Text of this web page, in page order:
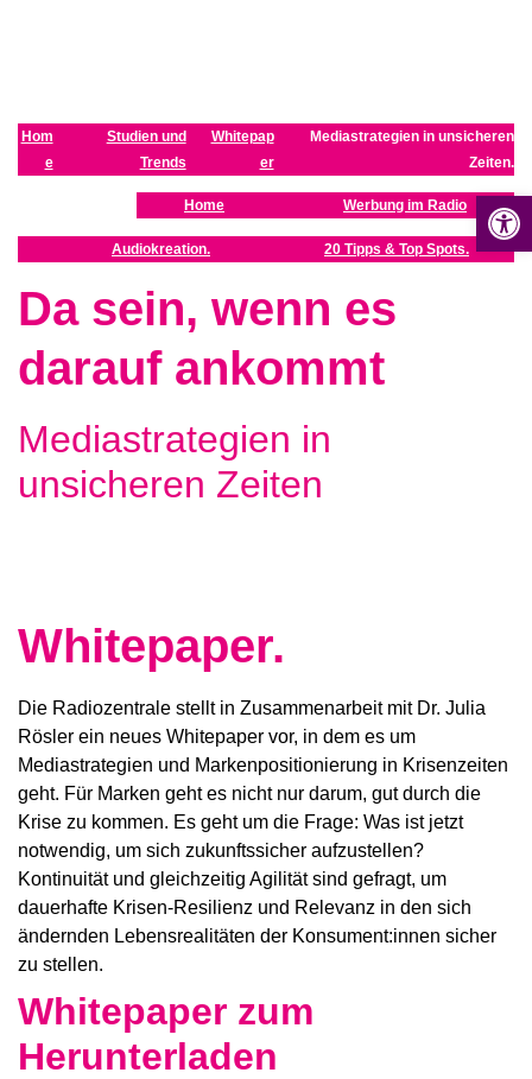
Hom
e
Studien und
Trends
Whitepap
er
Mediastrategien in unsicheren
Zeiten.
Home Werbung im Radio
Audiokreation. 20 Tipps & Top Spots.
Da sein, wenn es
darauf ankommt
Mediastrategien in
unsicheren Zeiten
Whitepaper.
Die Radiozentrale stellt in Zusammenarbeit mit Dr. Julia
Rösler ein neues Whitepaper vor, in dem es um
Mediastrategien und Markenpositionierung in Krisenzeiten
geht. Für Marken geht es nicht nur darum, gut durch die
Krise zu kommen. Es geht um die Frage: Was ist jetzt
notwendig, um sich zukunftssicher aufzustellen?
Kontinuität und gleichzeitig Agilität sind gefragt, um
dauerhafte Krisen-Resilienz und Relevanz in den sich
ändernden Lebensrealitäten der Konsument:innen sicher
zu stellen.
Whitepaper zum
Herunterladen